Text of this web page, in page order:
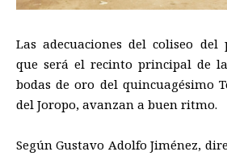
Las adecuaciones del coliseo del
que será el recinto principal de
bodas de oro del quincuagésimo
del Joropo, avanzan a buen ritmo.
Según Gustavo Adolfo Jiménez,